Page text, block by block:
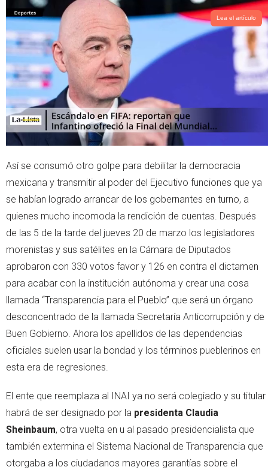
Lea el artículo
Así se consumó otro golpe para debilitar la democracia
mexicana y transmitir al poder del Ejecutivo funciones que ya
se habían logrado arrancar de los gobernantes en turno, a
quienes mucho incomoda la rendición de cuentas. Después
de las 5 de la tarde del jueves 20 de marzo los legisladores
morenistas y sus satélites en la Cámara de Diputados
aprobaron con 330 votos favor y 126 en contra el dictamen
para acabar con la institución autónoma y crear una cosa
llamada “Transparencia para el Pueblo” que será un órgano
desconcentrado de la llamada Secretaría Anticorrupción y de
Buen Gobierno. Ahora los apellidos de las dependencias
oficiales suelen usar la bondad y los términos pueblerinos en
esta era de regresiones.
El ente que reemplaza al INAI ya no será colegiado y su titular
habrá de ser designado por la presidenta Claudia
Sheinbaum, otra vuelta en u al pasado presidencialista que
también extermina el Sistema Nacional de Transparencia que
otorgaba a los ciudadanos mayores garantías sobre el